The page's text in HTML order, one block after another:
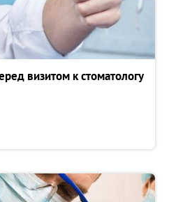
визитом к стоматологу